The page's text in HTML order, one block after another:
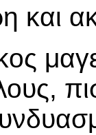
και